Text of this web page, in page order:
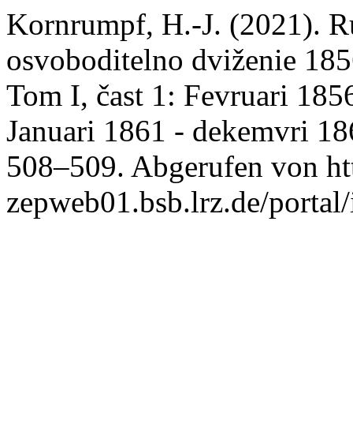
Kornrumpf, H.-J. (2021).
osvoboditelno dviženie
Tom I, čast 1: Fevruari
Januari 1861 - dekemvri
508–509. Abgerufen von
zepweb01.bsb.lrz.de/